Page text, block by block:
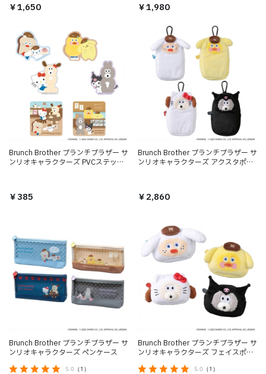
￥1,650 ￥1,980
Brunch Brother ブランチブラザー サ
ンリオキャラクターズ PVCステッカ
￥385
Brunch Brother ブランチブラザー サ
ンリオキャラクターズ アクスタポー
￥2,860
Brunch Brother ブランチブラザー サ
ンリオキャラクターズ ペンケース
5.0 （1）
Brunch Brother ブランチブラザー サ
ンリオキャラクターズ フェイスポー
チ
5.0 （1）